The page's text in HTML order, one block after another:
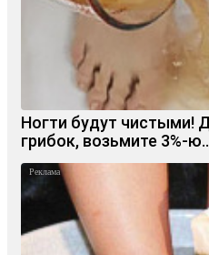
Ногти будут чистыми!
грибок, возьмите 3%-